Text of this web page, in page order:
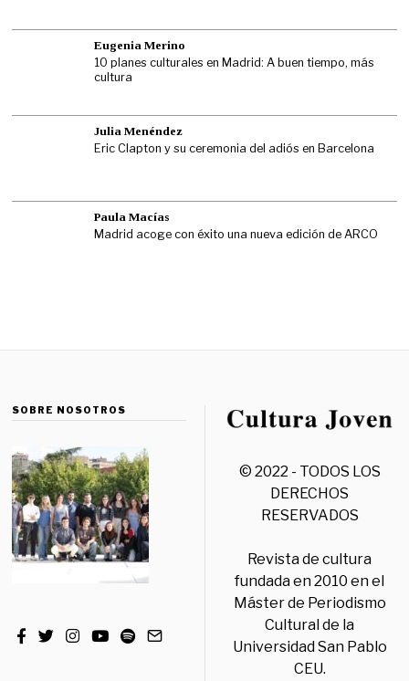
Eugenia Merino
10 planes culturales en Madrid: A buen tiempo, más
cultura
Julia Menéndez
Eric Clapton y su ceremonia del adiós en Barcelona
Paula Macías
Madrid acoge con éxito una nueva edición de ARCO
SOBRE NOSOTROS
© 2022 - TODOS LOS
DERECHOS
RESERVADOS
Revista de cultura
fundada en 2010 en el
Máster de Periodismo
Cultural de la
Universidad San Pablo
CEU.